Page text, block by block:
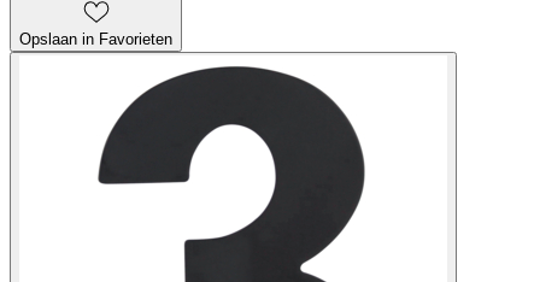
Opslaan in Favorieten